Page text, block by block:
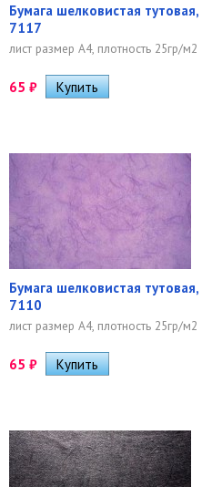
Бумага шелковистая
7117
лист размер А4, плотность 25гр/м2
65 ₽
Бумага шелковистая
7110
лист размер А4, плотность 25гр/м2
65 ₽